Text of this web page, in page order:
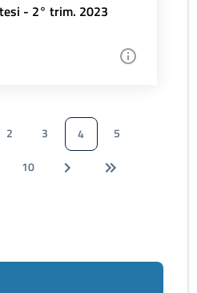
- 2° trim. 2023
2 3 4
5
10